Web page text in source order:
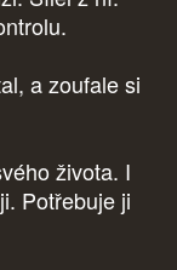
a zoufale si
života. I
Potřebuje ji